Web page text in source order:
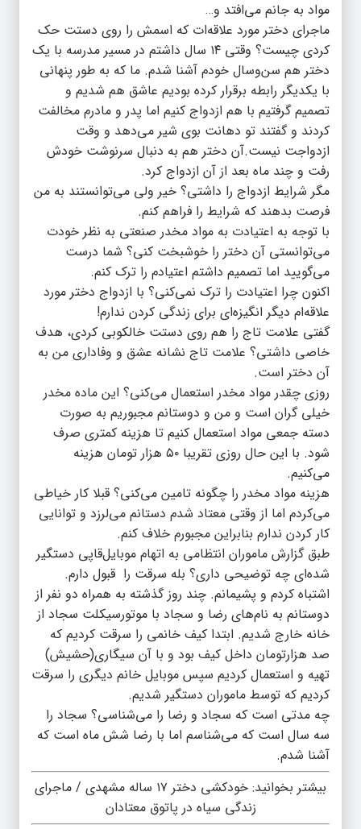
مواد به جانم می‌افتد و…
ماجرای دختر مورد علاقه‌ات که اسمش را روی دستت حک
کردی چیست؟ وقتی ۱۴ سال داشتم در مسیر مدرسه با یک
دختر هم سن‌و‌سال خودم آشنا شدم. ما که به طور پنهانی
با یکدیگر رابطه برقرار کرده بودیم عاشق هم شدیم و
تصمیم گرفتیم با هم ازدواج کنیم اما پدر و مادرم مخالفت
کردند و گفتند تو دهانت بوی شیر می‌دهد و وقت
ازدواجت نیست.آن دختر هم به دنبال سرنوشت خودش
رفت و چند ماه بعد از آن ازدواج کرد.
مگر شرایط ازدواج را داشتی؟ خیر ولی می‌توانستند به من
فرصت بدهند که شرایط را فراهم کنم.
با توجه به اعتیادت به مواد مخدر صنعتی به نظر خودت
می‌توانستی آن دختر را خوشبخت کنی؟ شما درست
می‌گویید اما تصمیم داشتم اعتیادم را ترک کنم.
اکنون چرا اعتیادت را ترک نمی‌کنی؟ با ازدواج دختر مورد
علاقه‌ام دیگر انگیزه‌ای برای زندگی کردن ندارم!
گفتی علامت تاج را هم روی دستت خالکوبی کردی، هدف
خاصی داشتی؟ علامت تاج نشانه عشق و وفاداری من به
آن دختر است.
روزی چقدر مواد مخدر استعمال می‌کنی؟ این ماده مخدر
خیلی گران است و من و دوستانم مجبوریم به صورت
دسته جمعی مواد استعمال کنیم تا هزینه کمتری صرف
شود. با این حال روزی تقریبا ۵۰ هزار تومان هزینه
می‌کنیم.
هزینه مواد مخدر را چگونه تامین می‌کنی؟ قبلا کار خیاطی
می‌کردم اما از وقتی معتاد شدم دستانم می‌لرزد و توانایی
کار کردن ندارم بنابراین مجبورم خلاف کنم.
طبق گزارش ماموران انتظامی به اتهام موبایل‌قاپی دستگیر
شده‌ای چه توضیحی داری؟ بله سرقت را قبول دارم.
اشتباه کردم و پشیمانم. چند روز گذشته به همراه دو نفر از
دوستانم به نام‌های رضا و سجاد با موتورسیکلت سجاد از
خانه خارج شدیم. ابتدا کیف خانمی را سرقت کردیم که
صد هزارتومان داخل کیف بود و با آن سیگاری(حشیش)
تهیه و استعمال کردیم سپس موبایل خانم دیگری را سرقت
کردیم که توسط ماموران دستگیر شدیم.
چه مدتی است که سجاد و رضا را می‌شناسی؟ سجاد را
سه سال است که می‌شناسم اما با رضا شش ماه است که
آشنا شدم.
بیشتر بخوانید:
خودکشی دختر ۱۷ ساله مشهدی / ماجرای
زندگی سیاه در پاتوق معتادان